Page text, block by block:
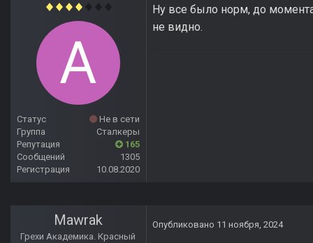
Статус
Не в сети
Группа
Сталкеры
Репутация
165
Сообщений
1305
Регистрация
10.08.2020
Ну все было норм, до
не видно.
Mawrak
Грехи Академика. Красный
Опубликовано 11 ноября, 2024